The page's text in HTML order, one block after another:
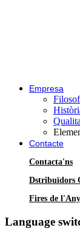
Empresa
Contacte
Contacta'ns
Dstribuïdors
Fires de l'Any
Language